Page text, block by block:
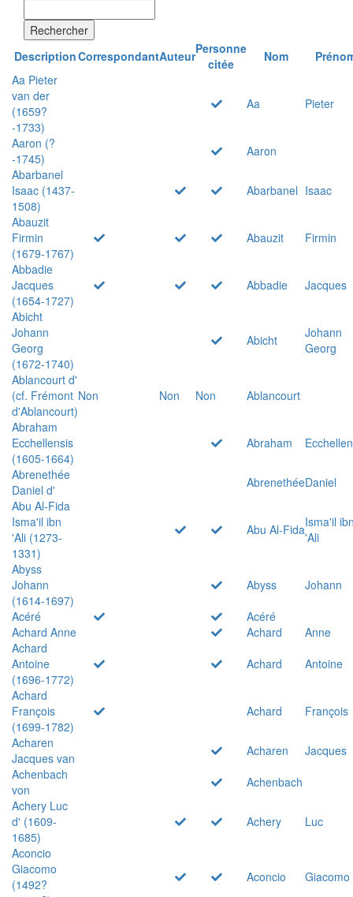
Rechercher
DescriptionCorrespondantAuteurPersonne
citée
Nom
Aa Pieter
van der
(1659?
-1733)
Aa Pieter
Aaron (?
-1745)
Aaron
Abarbanel
Isaac (1437-
1508)
Abarbanel Isaac
Abauzit
Firmin
(1679-1767)
Abauzit
Firmin
Abbadie
Jacques
(1654-1727)
Abbadie
Jacques
Abicht
Johann
Georg
(1672-1740)
Abicht
Johann
Georg
Ablancourt d'
(cf. Frémont
d'Ablancourt)
Non Non Non
Ablancourt
Abraham
Ecchellensis
(1605-1664)
Abraham
Abrenethée
Daniel d'
AbrenethéeDaniel
Abu Al-Fida
Isma'il ibn
'Ali (1273-
1331)
Abu Al-FidaIsma'il
'Ali
Abyss
Johann
(1614-1697)
Abyss
Johann
Acéré
Acéré
Achard Anne
Achard
Anne
Achard
Antoine
(1696-1772)
Achard
Antoine
Achard
François
(1699-1782)
Achard
François
Acharen
Jacques van
Acharen
Jacques
Achenbach
von
Achenbach
Achery Luc
d' (1609-
1685)
Achery
Luc
Aconcio
Giacomo
(1492?
Aconcio Giacomo